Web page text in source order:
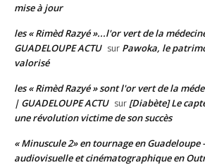
mise à jour
les « Rimèd Razyé »...l'or vert de la
GUADELOUPE ACTU sur Pawoka, le
valorisé
les « Rimèd Razyé » sont l'or vert de la
| GUADELOUPE ACTU sur [Diabète] Le
une révolution victime de son succès
« Minuscule 2» en tournage en Guadeloupe
audiovisuelle et cinématographique en